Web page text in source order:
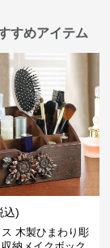
すめアイテム
込)
木製ひまわり彫